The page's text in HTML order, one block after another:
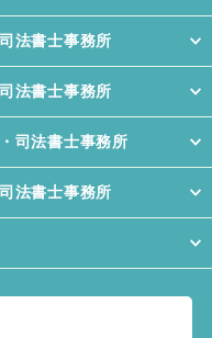
法書士事務所
法書士事務所
司法書士事務所
法書士事務所